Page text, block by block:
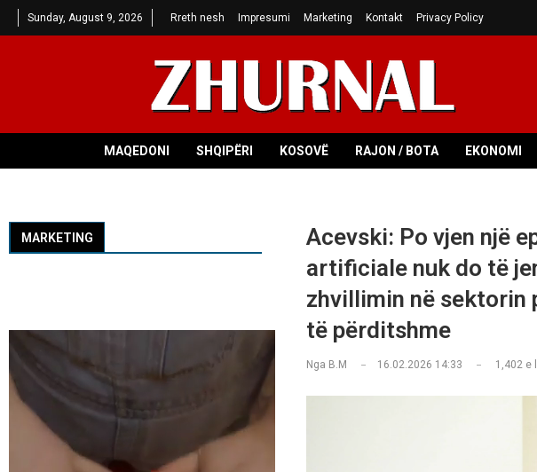
Sunday, August 9, 2026 Rreth nesh Impresumi Marketing Kontakt Privacy Policy
MAQEDONI SHQIPËRI KOSOVË RAJON / BOTA EKONOMI
Acevski: Po vjen një
artificiale nuk do të
zhvillimin në sektorin
të përditshme
Nga B.M 16.02.2026 14:33 1,402e
MARKETING